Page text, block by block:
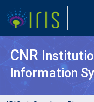
CNR
Information